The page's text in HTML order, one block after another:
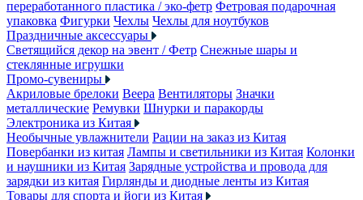
переработанного пластика / эко-фетр Фетровая подарочная
упаковка Фигурки Чехлы Чехлы для ноутбуков
Праздничные аксессуары
Светящийся декор на эвент / Фетр Снежные шары и
стеклянные игрушки
Промо-сувениры
Акриловые брелоки Веера Вентиляторы Значки
металлические Ремувки Шнурки и паракорды
Электроника из Китая
Необычные увлажнители Рации на заказ из Китая
Повербанки из китая Лампы и светильники из Китая Колонки
и наушники из Китая Зарядные устройства и провода для
зарядки из китая Гирлянды и диодные ленты из Китая
Товары для спорта и йоги из Китая